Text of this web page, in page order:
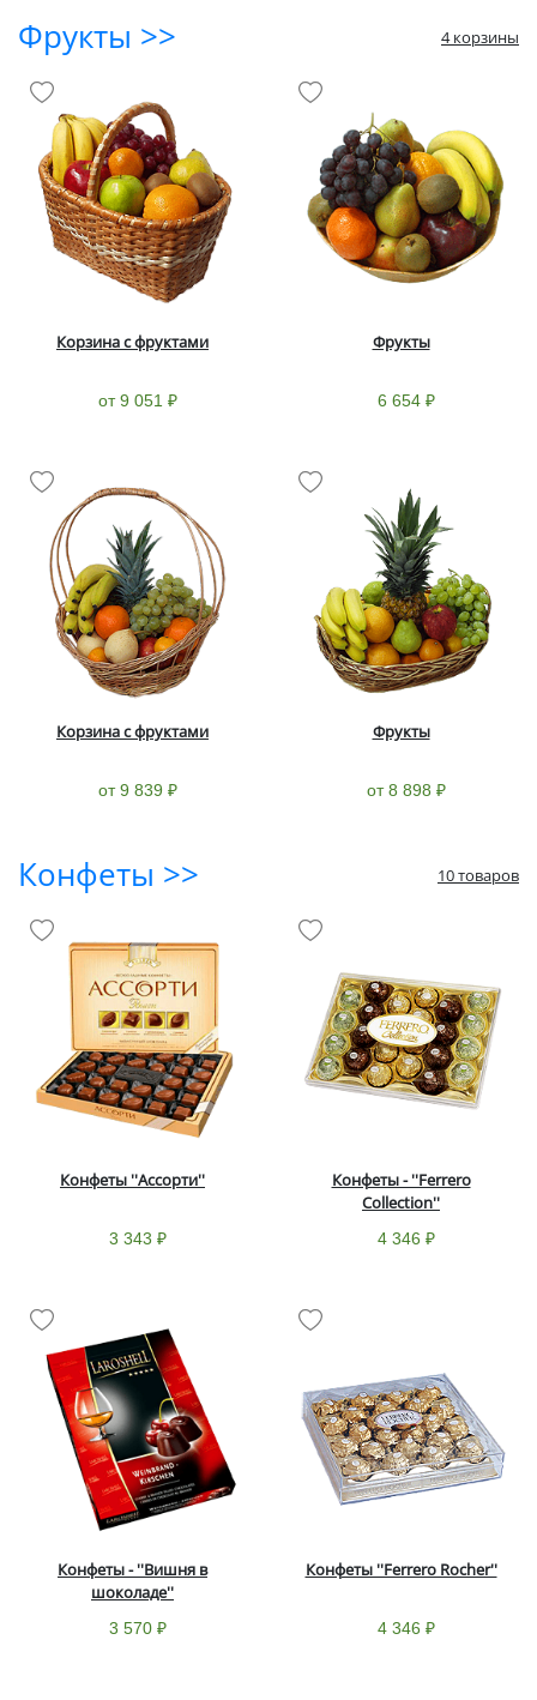
Фрукты >> 4 корзины
Корзина с фруктами
от 9 051 ₽
Фрукты
6 654 ₽
Корзина с фруктами
от 9 839 ₽
Фрукты
от 8 898 ₽
Конфеты >> 10 товаров
Конфеты ''Ассорти''
3 343 ₽
Конфеты - ''Ferrero
Collection''
4 346 ₽
Конфеты - ''Вишня в
шоколаде''
3 570 ₽
Конфеты ''Ferrero Rocher''
4 346 ₽